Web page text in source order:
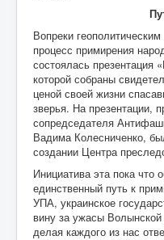
Вопреки
процесс примирения
состоялась презентация
которой собраны
ценой своей жизни
зверья. На презентации,
сопредседателя
Вадима Колесниченко,
создании Центра
Инициатива эта пока что
единственный путь к
УПА, украинское
вину за ужасы Волынской
делая каждого из нас